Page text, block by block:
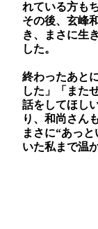
れている方も
その後、玄峰
き、まさに生
した。
終わったあと
した」「また
話をしてほし
り、和尚さん
まさに“あっ
いた私まで温